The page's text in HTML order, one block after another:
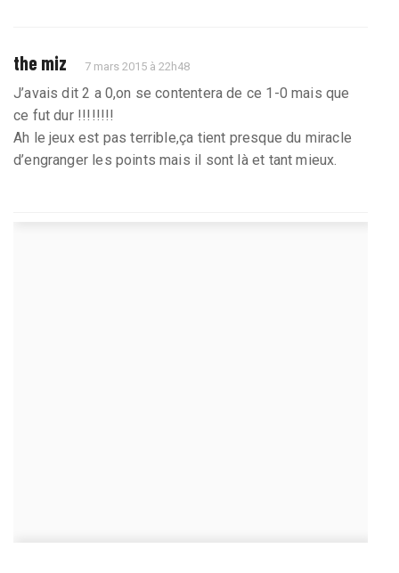
the miz 7 mars 2015 à 22h48
J’avais dit 2 a 0,on se contentera de ce 1-0 mais que
ce fut dur !!!!!!!!
Ah le jeux est pas terrible,ça tient presque du miracle
d’engranger les points mais il sont là et tant mieux.